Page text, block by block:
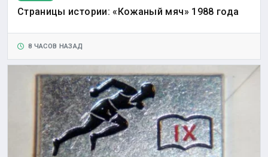
Страницы истории: «Кожаный мяч» 1988 года
8 ЧАСОВ НАЗАД